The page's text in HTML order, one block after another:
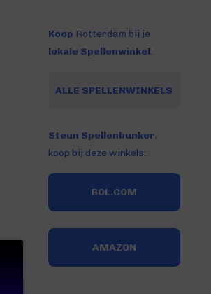
Koop Rotterdam bij je
lokale Spellenwinkel:
ALLE SPELLENWINKELS
Steun Spellenbunker,
koop bij deze winkels:
BOL.COM
AMAZON